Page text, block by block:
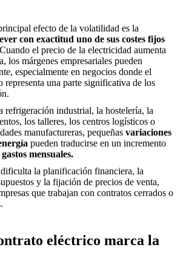
efecto de la volatilidad es la
con exactitud uno de sus costes fijos
Cuando el precio de la electricidad aumenta
los márgenes empresariales pueden
especialmente en negocios donde el
representa una parte significativa de los
refrigeración industrial, la hostelería, la
los talleres, los centros logísticos o
manufactureras, pequeñas variaciones
pueden traducirse en un incremento
gastos mensuales.
la planificación financiera, la
y la fijación de precios de venta,
que trabajan con contratos cerrados o
eléctrico marca la